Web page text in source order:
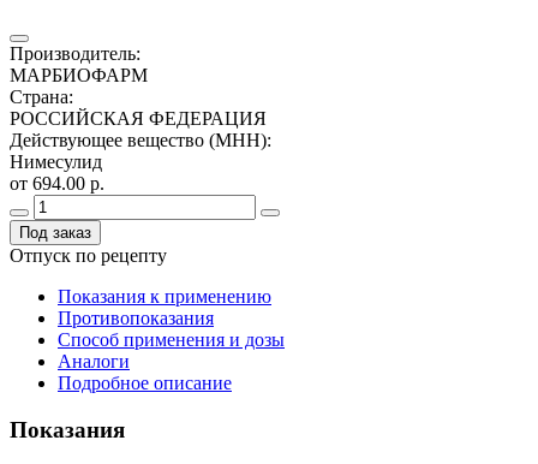
Производитель:
МАРБИОФАРМ
Страна:
РОССИЙСКАЯ ФЕДЕРАЦИЯ
Действующее вещество (МНН):
Нимесулид
от 694.00 р.
Под заказ
Отпуск по рецепту
Показания к применению
Противопоказания
Способ применения и дозы
Аналоги
Подробное описание
Показания